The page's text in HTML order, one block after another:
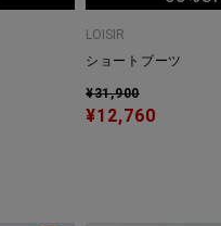
LOISIR
ショートブーツ
¥31,900
¥12,760